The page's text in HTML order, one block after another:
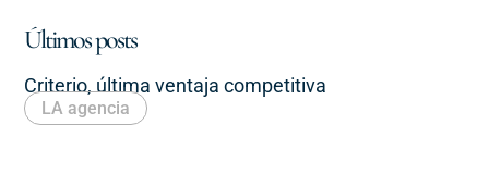
Últimos posts
Criterio, última ventaja competitiva
LA agencia